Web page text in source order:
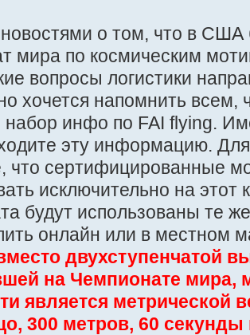
о том, что в США
мира по космическим
вопросы логистики
хочется напомнить всем,
набор инфо по FAI flying.
эту информацию.
что сертифицированные
исключительно на этот
будут использованы те
онлайн или в местном
двухступенчатой
на Чемпионате мира,
является метрической
300 метров, 60 секунды